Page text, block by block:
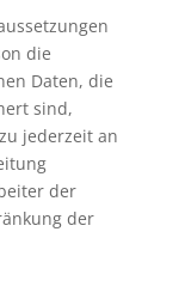
die
Daten, die
sind,
jederzeit an
der
der